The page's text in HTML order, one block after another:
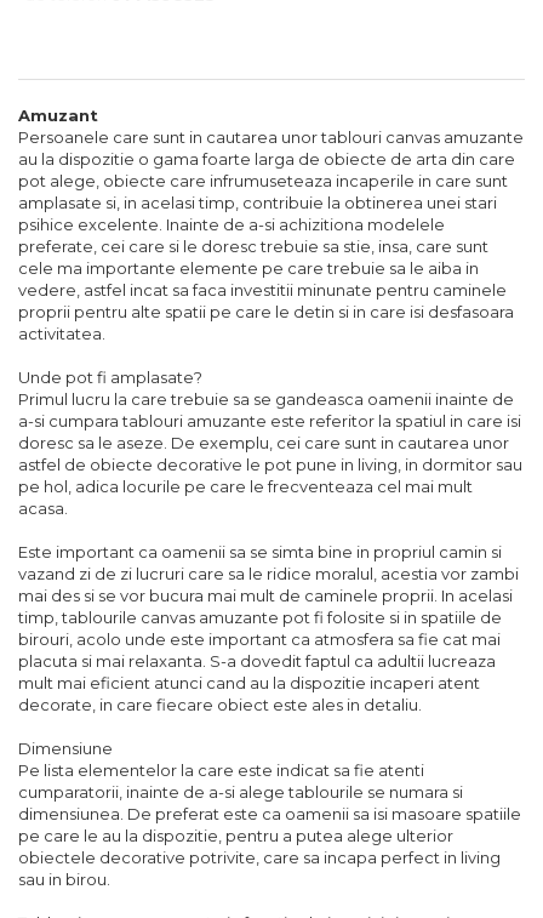
Prosoape si lavete
Perne sezut
Amuzant
Persoanele care sunt in cautarea unor tablouri canvas amuzante
au la dispozitie o gama foarte larga de obiecte de arta din care
pot alege, obiecte care infrumuseteaza incaperile in care sunt
amplasate si, in acelasi timp, contribuie la obtinerea unei stari
psihice excelente. Inainte de a-si achizitiona modelele
preferate, cei care si le doresc trebuie sa stie, insa, care sunt
cele ma importante elemente pe care trebuie sa le aiba in
vedere, astfel incat sa faca investitii minunate pentru caminele
proprii pentru alte spatii pe care le detin si in care isi desfasoara
activitatea.
Unde pot fi amplasate?
Primul lucru la care trebuie sa se gandeasca oamenii inainte de
a-si cumpara tablouri amuzante este referitor la spatiul in care isi
doresc sa le aseze. De exemplu, cei care sunt in cautarea unor
astfel de obiecte decorative le pot pune in living, in dormitor sau
pe hol, adica locurile pe care le frecventeaza cel mai mult
acasa.
Este important ca oamenii sa se simta bine in propriul camin si
vazand zi de zi lucruri care sa le ridice moralul, acestia vor zambi
mai des si se vor bucura mai mult de caminele proprii. In acelasi
timp, tablourile canvas amuzante pot fi folosite si in spatiile de
birouri, acolo unde este important ca atmosfera sa fie cat mai
placuta si mai relaxanta. S-a dovedit faptul ca adultii lucreaza
mult mai eficient atunci cand au la dispozitie incaperi atent
decorate, in care fiecare obiect este ales in detaliu.
Dimensiune
Pe lista elementelor la care este indicat sa fie atenti
cumparatorii, inainte de a-si alege tablourile se numara si
dimensiunea. De preferat este ca oamenii sa isi masoare spatiile
pe care le au la dispozitie, pentru a putea alege ulterior
obiectele decorative potrivite, care sa incapa perfect in living
sau in birou.